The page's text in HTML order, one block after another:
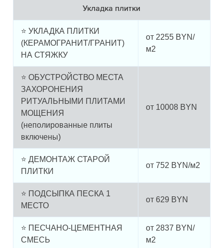
Укладка плитки
⭐ УКЛАДКА ПЛИТКИ
(КЕРАМОГРАНИТ/ГРАНИТ)
НА СТЯЖКУ
от 2255 BYN/
м2
⭐ ОБУСТРОЙСТВО МЕСТА
ЗАХОРОНЕНИЯ
РИТУАЛЬНЫМИ ПЛИТАМИ
МОЩЕНИЯ
(неполированные плиты
включены)
от 10008 BYN
⭐ ДЕМОНТАЖ СТАРОЙ
ПЛИТКИ
от 752 BYN/м2
⭐ ПОДСЫПКА ПЕСКА 1
МЕСТО
от 629 BYN
⭐ ПЕСЧАНО-ЦЕМЕНТНАЯ
СМЕСЬ
от 2837 BYN/
м2